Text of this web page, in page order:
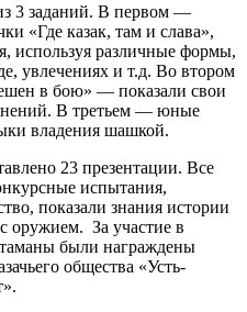
3 заданий. В первом —
«Где казак, там и слава»,
используя различные формы,
увлечениях и т.д. Во втором
в бою» — показали свои
В третьем — юные
владения шашкой.
23 презентации. Все
испытания,
показали знания истории
оружием. За участие в
были награждены
общества «Усть-